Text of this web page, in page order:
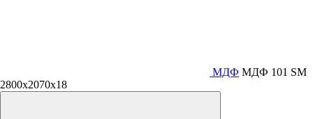
МДФ МДФ 101 SМ
2800х2070х18